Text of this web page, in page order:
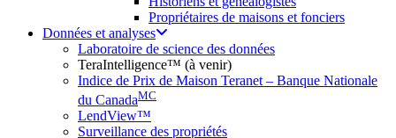
Propriétaires de maisons et fonciers
Données et analyses
Laboratoire de science des données
TeraIntelligence™ (à venir)
Indice de Prix de Maison Teranet – Banque Nationale
du CanadaMC
LendView™
Surveillance des propriétés